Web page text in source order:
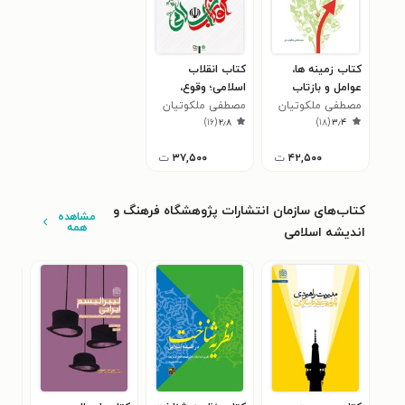
کتاب زمینه ها،
عوامل و بازتاب
جهانی انقلاب
اسلامی ایران
مصطفی ملکوتیان
۳٫۴(۱۸)
۴۲,۵۰۰ ت
کتاب انقلاب
اسلامی؛ وقوع،
پیامدها و
راهکارهایی برای
مصطفی ملکوتیان
۲٫۸(۱۶)
۳۷,۵۰۰ ت
کتاب‌های سازمان انتشارات پژوهشگاه فرهنگ و
اندیشه اسلامی
مشاهده
همه